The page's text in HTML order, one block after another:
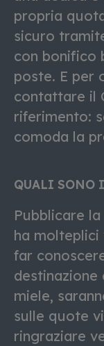
propria
sicuro
con bonifico
poste. E per
contattare il
riferimento:
comoda la
QUALI SONO
Pubblicare
ha molteplici
far
destinazione
miele,
sulle quote
ringraziare